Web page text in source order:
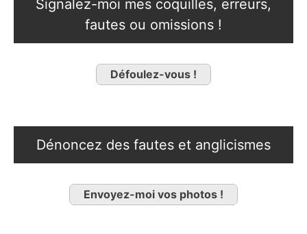
Signalez-moi mes coquilles, erreurs,
fautes ou omissions !
Défoulez-vous !
Dénoncez des fautes et anglicismes
Envoyez-moi vos photos !